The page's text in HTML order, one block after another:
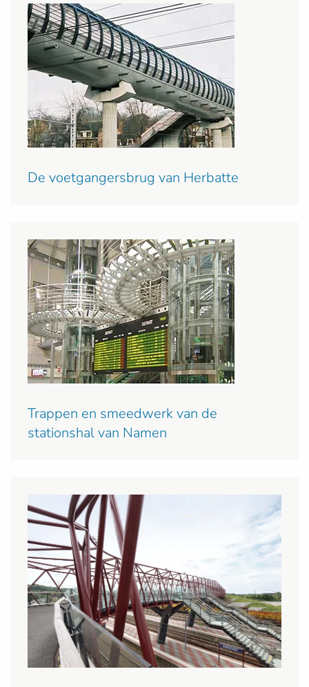
De voetgangersbrug van Herbatte
Trappen en smeedwerk van de
stationshal van Namen